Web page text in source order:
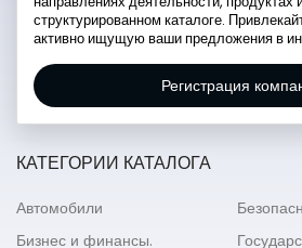
структурированном каталоге.
активно ищущую ваши предложения в
Регистрация
КАТЕГОРИИ КАТАЛОГА
Автомобили
Бизнес и финансы.